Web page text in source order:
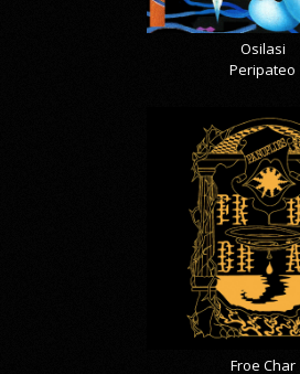
Osilasi
Peripateo
Froe Char